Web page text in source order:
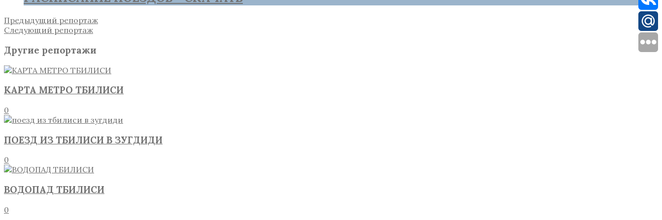
Предыдущий репортаж
Следующий репортаж
Другие репортажи
КАРТА МЕТРО ТБИЛИСИ
0
ПОЕЗД ИЗ ТБИЛИСИ В ЗУГДИДИ
0
ВОДОПАД ТБИЛИСИ
0